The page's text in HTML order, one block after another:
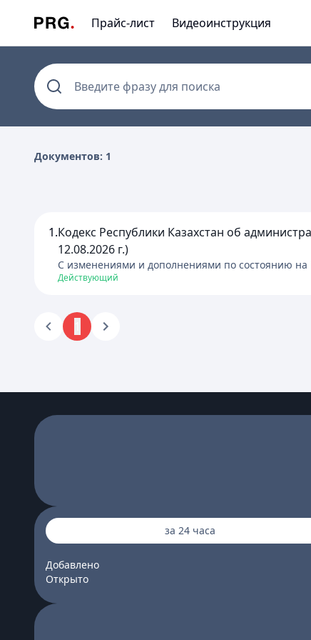
Прайс-лист Видеоинструкция
Введите фразу для поиска
Документов: 1
1.Кодекс Республики Казахстан об
12.08.2026 г.)
C изменениями и дополнениями по состоянию на
Действующий
за 24 часа
Добавлено
Открыто